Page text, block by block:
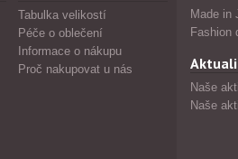
Tabulka velikostí
Péče o oblečení
Informace o nákupu
Proč nakupovat u nás
Made in
Fashion
Naše
Naše